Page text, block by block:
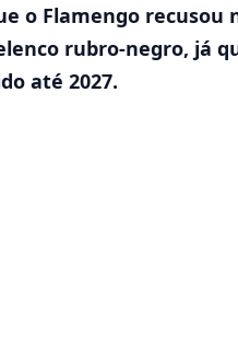
o Flamengo recusou
rubro-negro, já
até 2027.